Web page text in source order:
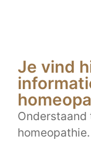
Je vind
Onderstaand